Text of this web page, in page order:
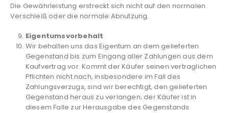
Die Gewährleistung erstreckt sich nicht auf den normalen
Verschleiß oder die normale Abnutzung.
Eigentumsvorbehalt
Wir behalten uns das Eigentum an dem gelieferten
Gegenstand bis zum Eingang aller Zahlungen aus dem
Kaufvertrag vor. Kommt der Käufer seinen vertraglichen
Pflichten nicht nach, insbesondere im Fall des
Zahlungsverzugs, sind wir berechtigt, den gelieferten
Gegenstand heraus zu verlangen; der Käufer ist in
diesem Falle zur Herausgabe des Gegenstands